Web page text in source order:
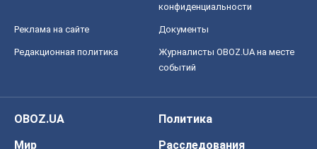
конфиденциальности
Реклама на сайте Документы
Редакционная политика
Журналисты OBOZ.UA на месте
событий
OBOZ.UA
Политика
Мир
Расследования